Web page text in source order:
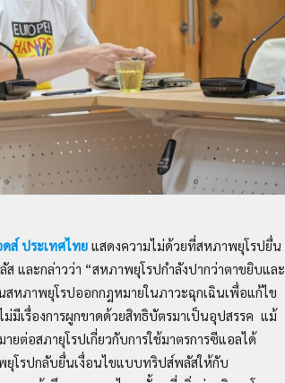
ส์ ประเทศไทย แสดงความไม่ด้วยที่สหภาพยุโรปยื่น
และกล่าวว่า “สหภาพยุโรปกำลังปากว่าตาขยิบและ
หภาพยุโรปออกกฎหมายในภาวะฉุกเฉินเพื่อแก้ไข
มีเรื่องการผูกขาดด้วยสิทธิบัตรมาเป็นอุปสรรค แม้
ยต่อสภายุโรปเกี่ยวกับการใช้มาตรการซีแอลได้
ยุโรปกลับยื่นเงื่อนไขแบบทริปส์พลัสให้กับ